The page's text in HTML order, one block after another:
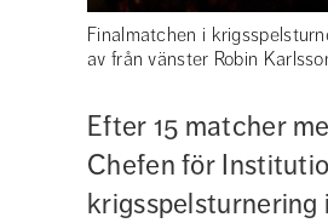
Finalmatchen i
av från vänster Robin
Efter 15 matcher
Chefen för